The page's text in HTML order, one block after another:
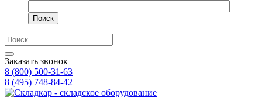
Поиск
Заказать звонок
8 (800) 500-31-63
8 (495) 748-84-42